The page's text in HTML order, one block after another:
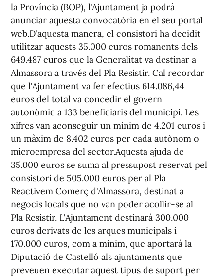
la Província (BOP), l'Ajuntament ja podrà
anunciar aquesta convocatòria en el seu portal
web.D'aquesta manera, el consistori ha decidit
utilitzar aquests 35.000 euros romanents dels
649.487 euros que la Generalitat va destinar a
Almassora a través del Pla Resistir. Cal recordar
que l'Ajuntament va fer efectius 614.086,44
euros del total va concedir el govern
autonòmic a 133 beneficiaris del municipi. Les
xifres van aconseguir un mínim de 4.201 euros i
un màxim de 8.402 euros per cada autònom o
microempresa del sector.Aquesta ajuda de
35.000 euros se suma al pressupost reservat pel
consistori de 505.000 euros per al Pla
Reactivem Comerç d'Almassora, destinat a
negocis locals que no van poder acollir-se al
Pla Resistir. L'Ajuntament destinarà 300.000
euros derivats de les arques municipals i
170.000 euros, com a mínim, que aportarà la
Diputació de Castelló als ajuntaments que
preveuen executar aquest tipus de suport per